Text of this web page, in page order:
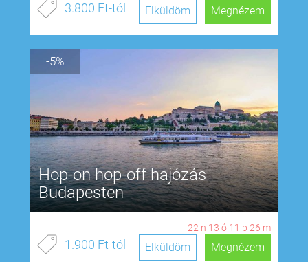
3.800 Ft-tól Megnézem
Elküldöm
-5%
Hop-on hop-off hajózás
Budapesten
22 n 13 ó 11 p 25 m
1.900 Ft-tól Megnézem
Elküldöm